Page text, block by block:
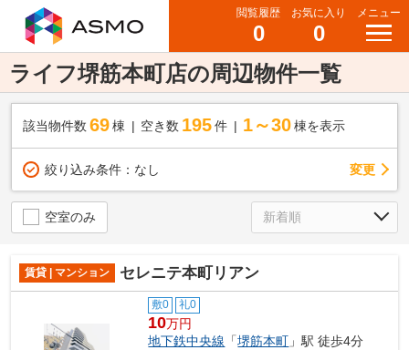
閲覧履歴
0
お気に入り
0
メニュー
ライフ堺筋本町店の周辺物件一覧
該当物件数 69棟 空き数 195 件 1～30 棟を表示
絞り込み条件： なし 変更
空室のみ
賃貸 | マンション セレニテ本町リアン
敷0 礼0
10万円
地下鉄中央線 「堺筋本町 」駅 徒歩4分